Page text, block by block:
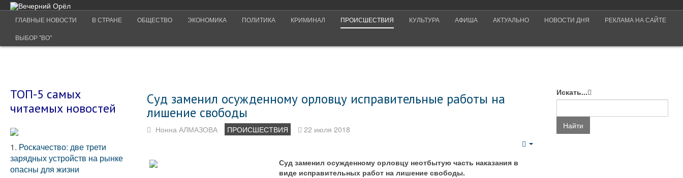
ГЛАВНЫЕ НОВОСТИ В СТРАНЕ ОБЩЕСТВО ЭКОНОМИКА ПОЛИТИКА КРИМИНАЛ ПРОИСШЕСТВИЯ КУЛЬТУРА АФИША АКТУАЛЬНО НОВОСТИ ДНЯ РЕКЛАМА НА САЙТЕ
ВЫБОР "ВО"
Суд заменил осужденному орловцу исправительные работы на
лишение свободы
Нонна АЛМАЗОВА ПРОИСШЕСТВИЯ 22 июля 2018
Суд заменил осужденному орловцу неотбытую часть наказания в
виде исправительных работ на лишение свободы.
ТОП-5 самых
читаемых новостей
1. Роскачество: две трети
зарядных устройств на рынке
опасны для жизни
Искать...
Найти